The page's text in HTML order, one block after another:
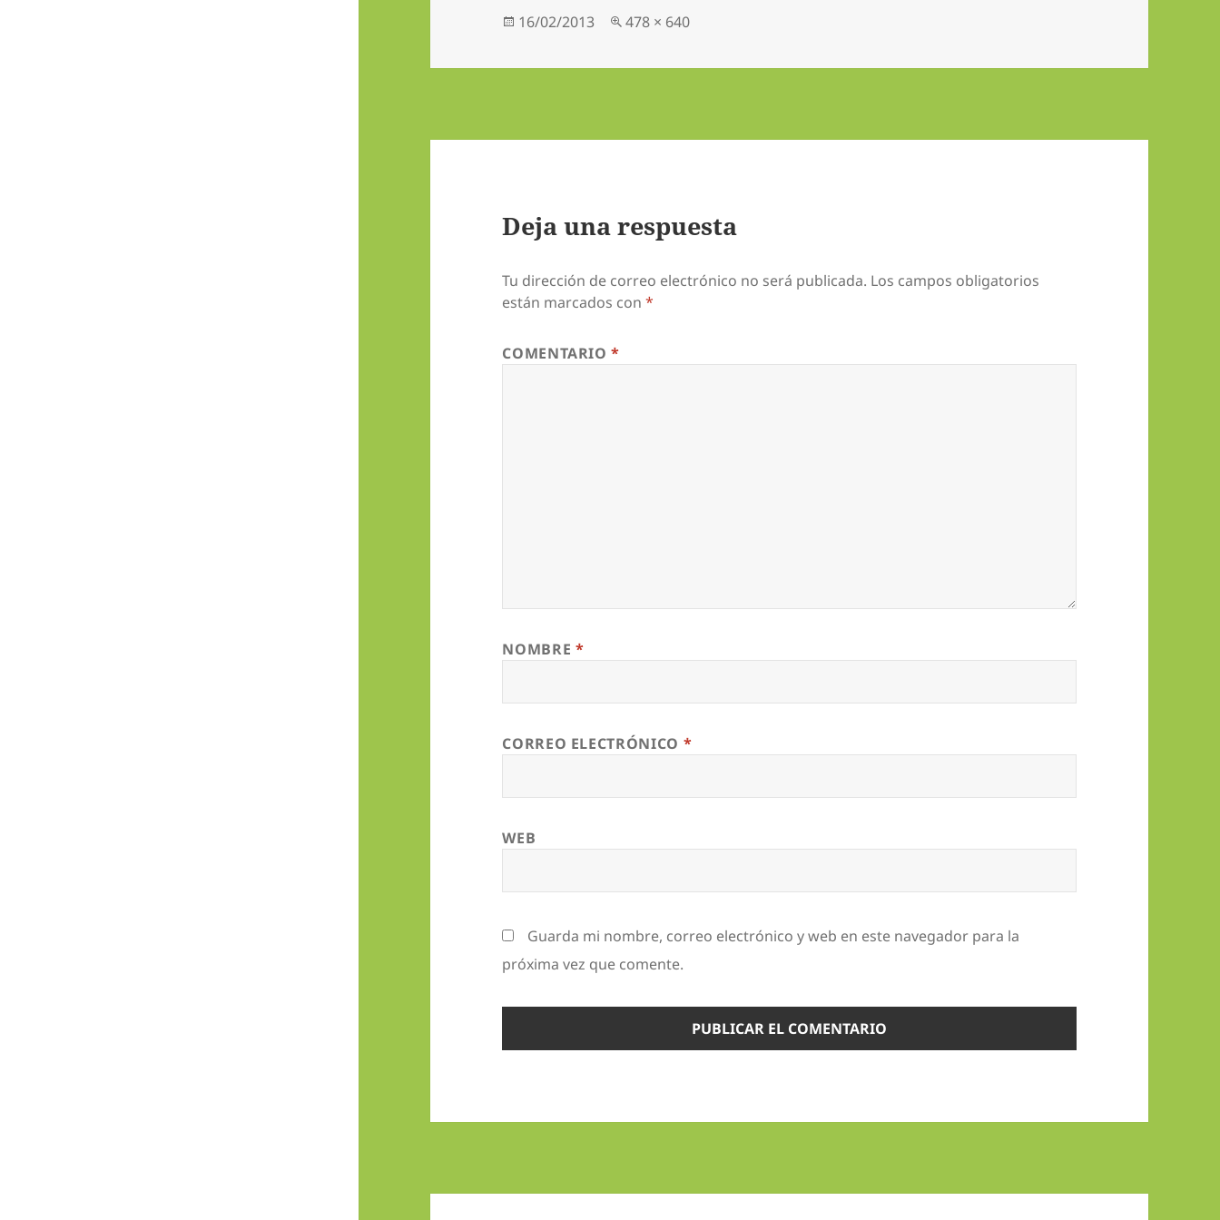
Publicado
16/02/2013
Tamaño
478 × 640
Deja una respuesta
Tu dirección de correo electrónico no será publicada. Los campos obligatorios
están marcados con*
COMENTARIO*
NOMBRE *
CORREO ELECTRÓNICO *
WEB
Guarda mi nombre, correo electrónico y web en este navegador para la
próxima vez que comente.